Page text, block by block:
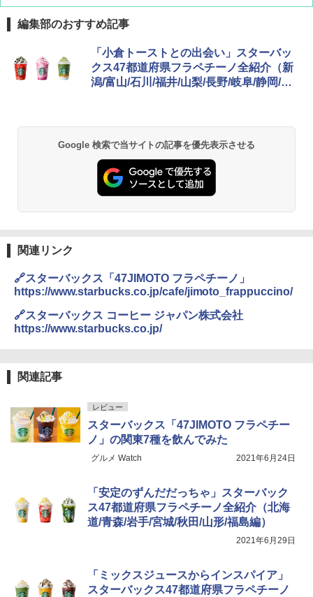
[キャンパーズコレクション 山善] ポップアッ
プテント 傘みたいに広げて畳める パッとサ
ッとサンシェード キューブ フルクローズ メ
ッシュ 簡単設置 ワンタッチテント キャンプ
PYKES PEAK (パイクスピーク) 着替えテン
ト プライバシー テント 【中が透けない】 1
人用 折りたたみ 防災グッズ 災害用トイレ ビ
ーチ ピクニック ポップアップテント 携帯 簡
ENDLESS BASE 《めざましテレビで紹介》
テント ワンタッチ RENEW 幅200 2-3人用 43
500002(88859)
￥5,999
ュ(BC仕様) PATC-150B(EB)
￥9,990
広げるだけ パッとサッとテント キューブワ
イドプラス ブラックコーティング フルクロ
ーズ メッシュ 5人用 簡単設置 ポップアップ
テント PATCW-200B エクルベージュ
DEWEL パラソル 大型 ビーチ アウトドアパ
ラソル ガーデン サイトシート付 折りたたみ
防水 UVカット 4段階高さ調整 軽量 収納袋付
き
GRANDOOR ステンレス保冷剤 2個セット 2
026リニューアル 急速冷凍 空間倍増 衛生的
コンパクト 保冷力長持ち
￥2,980
秒）射程5～10m 安全ロック搭載 携帯収納袋
付き ヒグマ・イノシシ対策 自治体・教育機
関の購入実績 登山・キャンプ・アウトドア・
防災用品 長期保存可能 緊急時用 日本国内発
送
￥680
通気窓付き】収納袋付き UVカット 防水 防災
コンパクト iimono117 (ブルー)
￥3,180
編集部のおすすめ記事
「小倉トーストとの出会い」スターバッ
クス47都道府県フラペチーノ全紹介（新
潟/富山/石川/福井/山梨/長野/岐阜/静岡/愛
Google 検索で当サイトの記事を優先表示させる
関連リンク
🔗スターバックス「47JIMOTO フラペチーノ」
https://www.starbucks.co.jp/cafe/jimoto_frappuccino/
🔗スターバックス コーヒー ジャパン株式会社
https://www.starbucks.co.jp/
関連記事
レビュー
スターバックス「47JIMOTO フラペチー
ノ」の関東7種を飲んでみた
グルメ Watch 2021年6月24日
「安定のずんだだっちゃ」スターバック
ス47都道府県フラペチーノ全紹介（北海
道/青森/岩手/宮城/秋田/山形/福島編）
2021年6月29日
「ミックスジュースからインスパイア」
スターバックス47都道府県フラペチーノ